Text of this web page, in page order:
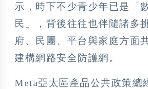
示，時下不少青少年已是「
民」，背後往往也伴隨諸多
府、民團、平台與家庭方面
建構網路安全防護網。
Meta亞太區產品公共政策總